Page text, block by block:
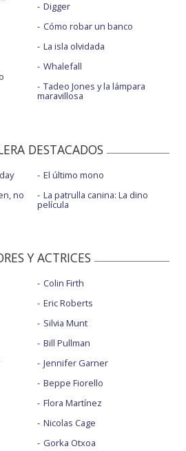
Digger
Cómo robar un banco
La isla olvidada
Whalefall
Tadeo Jones y la lámpara
maravillosa
DESTACADOS
no
El último mono
La patrulla canina: La dino
película
Y ACTRICES
Colin Firth
Eric Roberts
Silvia Munt
Bill Pullman
Jennifer Garner
Beppe Fiorello
Flora Martínez
Nicolas Cage
Gorka Otxoa